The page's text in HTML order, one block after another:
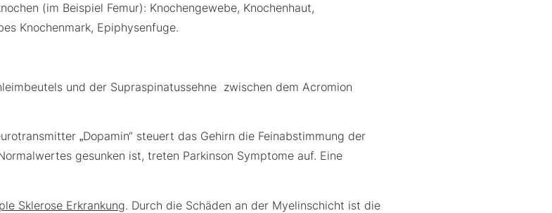
(im Beispiel Femur): Knochengewebe, Knochenhaut,
Knochenmark, Epiphysenfuge.
und der Supraspinatussehne zwischen dem Acromion
„Dopamin“ steuert das Gehirn die Feinabstimmung der
gesunken ist, treten Parkinson Symptome auf. Eine
Sklerose Erkrankung. Durch die Schäden an der Myelinschicht ist die